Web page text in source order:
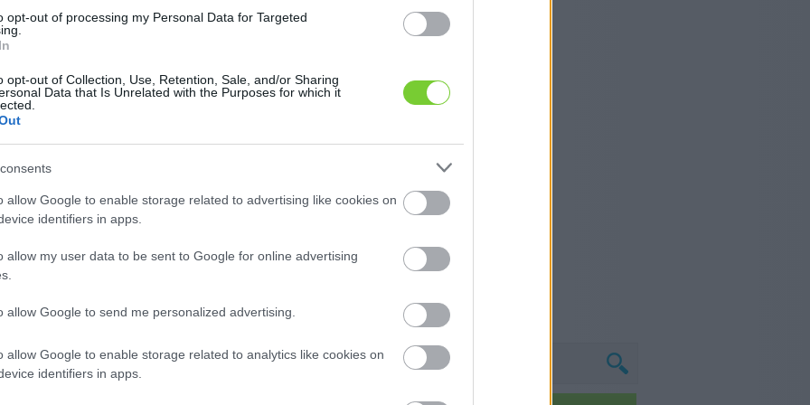
opt-out of processing my Personal Data for Targeted
opt-out of Collection, Use, Retention, Sale, and/or Sharing
Data that Is Unrelated with the Purposes for which it
allow Google to enable storage related to advertising like cookies on
identifiers in apps.
allow my user data to be sent to Google for online advertising
allow Google to send me personalized advertising.
allow Google to enable storage related to analytics like cookies on
identifiers in apps.
8-10
lapos
Hasonló növények
2-2,5 méter magas növény. Levelei
szürkészöldek,...
Piros héjú, tojásdad, hosszúkás, csonthéjas
'Aurea')
Piros héjú, tojásdad, hosszúkás, csonthéjas
Összes 16 hasonló növény megtekintése »